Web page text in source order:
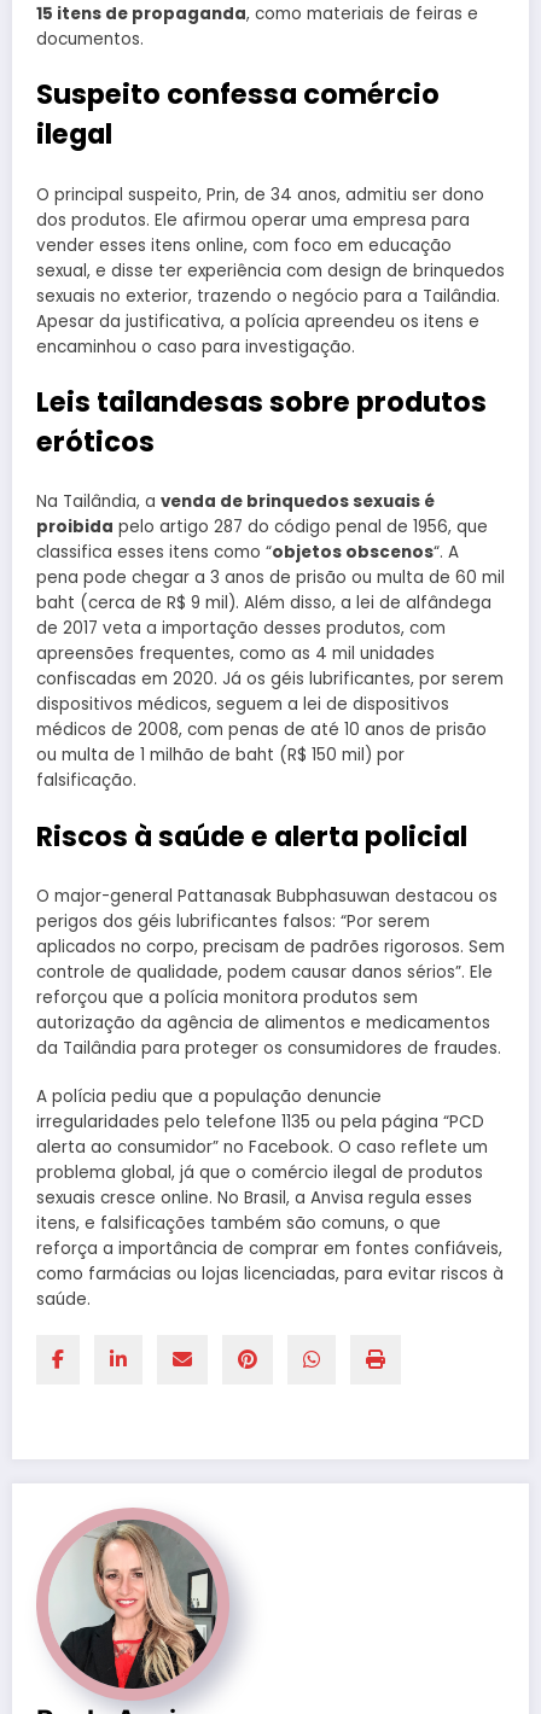
15 itens de propaganda, como materiais de feiras e
documentos.
Suspeito confessa comércio
ilegal
O principal suspeito, Prin, de 34 anos, admitiu ser dono
dos produtos. Ele afirmou operar uma empresa para
vender esses itens online, com foco em educação
sexual, e disse ter experiência com design de brinquedos
sexuais no exterior, trazendo o negócio para a Tailândia.
Apesar da justificativa, a polícia apreendeu os itens e
encaminhou o caso para investigação.
Leis tailandesas sobre produtos
eróticos
Na Tailândia, a venda de brinquedos sexuais é
proibida pelo artigo 287 do código penal de 1956, que
classifica esses itens como “objetos obscenos“. A
pena pode chegar a 3 anos de prisão ou multa de 60 mil
baht (cerca de R$ 9 mil). Além disso, a lei de alfândega
de 2017 veta a importação desses produtos, com
apreensões frequentes, como as 4 mil unidades
confiscadas em 2020. Já os géis lubrificantes, por serem
dispositivos médicos, seguem a lei de dispositivos
médicos de 2008, com penas de até 10 anos de prisão
ou multa de 1 milhão de baht (R$ 150 mil) por
falsificação.
Riscos à saúde e alerta policial
O major-general Pattanasak Bubphasuwan destacou os
perigos dos géis lubrificantes falsos: “Por serem
aplicados no corpo, precisam de padrões rigorosos. Sem
controle de qualidade, podem causar danos sérios”. Ele
reforçou que a polícia monitora produtos sem
autorização da agência de alimentos e medicamentos
da Tailândia para proteger os consumidores de fraudes.
A polícia pediu que a população denuncie
irregularidades pelo telefone 1135 ou pela página “PCD
alerta ao consumidor” no Facebook. O caso reflete um
problema global, já que o comércio ilegal de produtos
sexuais cresce online. No Brasil, a Anvisa regula esses
itens, e falsificações também são comuns, o que
reforça a importância de comprar em fontes confiáveis,
como farmácias ou lojas licenciadas, para evitar riscos à
saúde.